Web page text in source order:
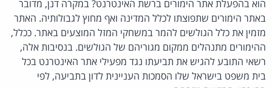
הוא בהפעלת אתר הימורים ברשת האינטרנט? במקרה דנן, מדובר
באתר הימורים שתפוצתו לכלל המדינה ואף מחוץ לגבולותיה. האתר
מזמין את כלל הגולשים להמר במשחקי המזל המוצעים באתר. ככלל,
ההימורים מתנהלים ממקום מגוריהם של הגולשים. בנסיבות אלה,
רשאי התובע להגיש את תביעתו נגד מפעילי אתר האינטרנט בכל
בית משפט בישראל שלו הסמכות העניינית לדון בתביעה, לפי